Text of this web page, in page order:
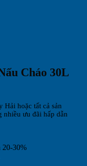
Cháo 30L
hoặc tất cả sản
nhiều ưu đãi hấp dẫn
20-30%